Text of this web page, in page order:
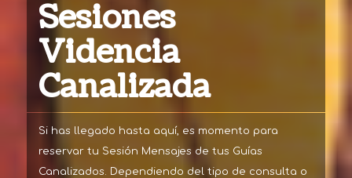
Sesiones
Videncia
Canalizada
Si has llegado hasta aquí, es momento para
reservar tu Sesión Mensajes de tus Guías
Canalizados. Dependiendo del tipo de consulta o